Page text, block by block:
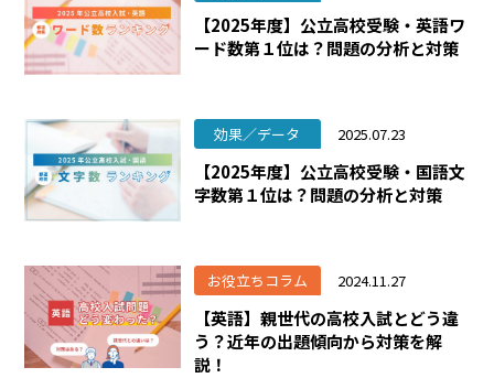
【2025年度】公立高校受験・英語ワ
ード数第１位は？問題の分析と対策
効果／データ 2025.07.23
【2025年度】公立高校受験・国語文
字数第１位は？問題の分析と対策
お役立ちコラム 2024.11.27
【英語】親世代の高校入試とどう違
う？近年の出題傾向から対策を解
説！